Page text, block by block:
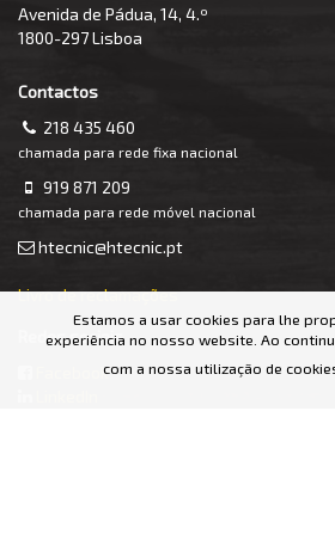
Estamos a usar cookies para lhe
experiência no nosso website. Ao
com a nossa utilização de
Avenida de Pádua, 14, 4.º
1800-297 Lisboa
Contactos
218 435 460
chamada para rede fixa nacional
919 871 209
chamada para rede móvel nacional
htecnic@htecnic.pt
Livro de reclamações
Redes sociais
Facebook